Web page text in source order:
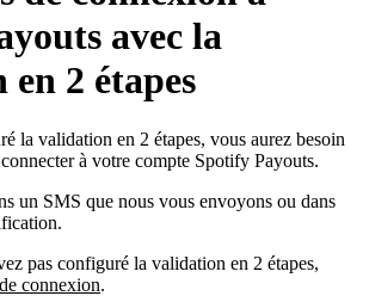
avec la
2 étapes
la validation en 2 étapes, vous aurez besoin
à votre compte Spotify Payouts.
un SMS que nous vous envoyons ou dans
pas configuré la validation en 2 étapes,
connexion.